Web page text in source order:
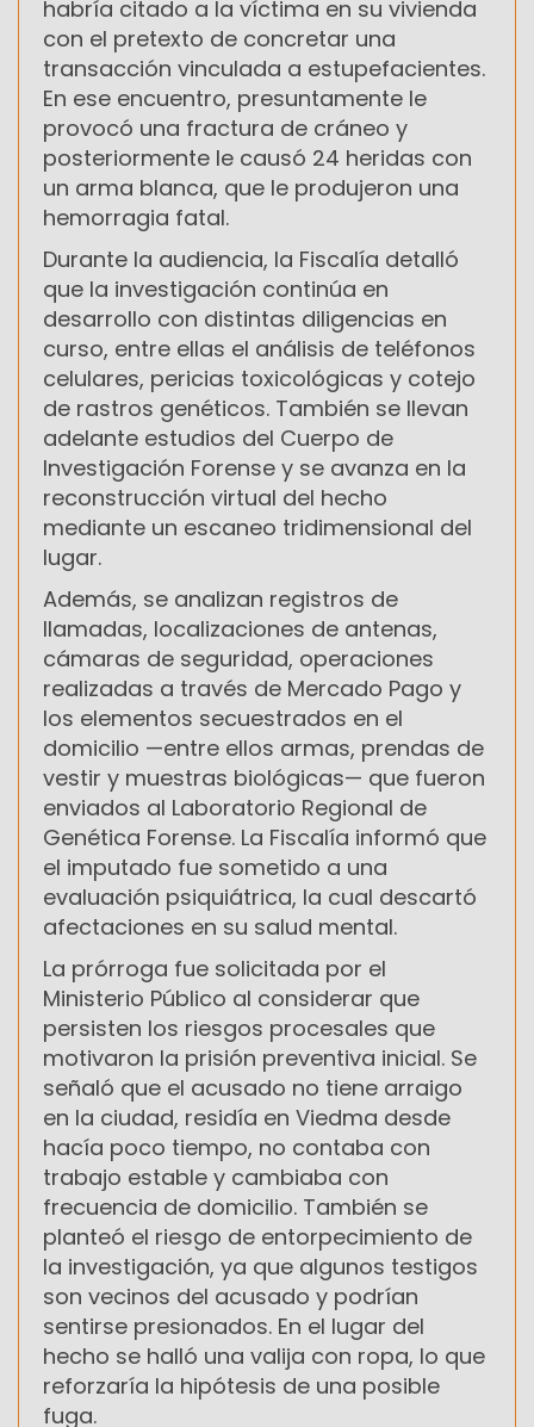
habría citado a la víctima en su vivienda
con el pretexto de concretar una
transacción vinculada a estupefacientes.
En ese encuentro, presuntamente le
provocó una fractura de cráneo y
posteriormente le causó 24 heridas con
un arma blanca, que le produjeron una
hemorragia fatal.
Durante la audiencia, la Fiscalía detalló
que la investigación continúa en
desarrollo con distintas diligencias en
curso, entre ellas el análisis de teléfonos
celulares, pericias toxicológicas y cotejo
de rastros genéticos. También se llevan
adelante estudios del Cuerpo de
Investigación Forense y se avanza en la
reconstrucción virtual del hecho
mediante un escaneo tridimensional del
lugar.
Además, se analizan registros de
llamadas, localizaciones de antenas,
cámaras de seguridad, operaciones
realizadas a través de Mercado Pago y
los elementos secuestrados en el
domicilio —entre ellos armas, prendas de
vestir y muestras biológicas— que fueron
enviados al Laboratorio Regional de
Genética Forense. La Fiscalía informó que
el imputado fue sometido a una
evaluación psiquiátrica, la cual descartó
afectaciones en su salud mental.
La prórroga fue solicitada por el
Ministerio Público al considerar que
persisten los riesgos procesales que
motivaron la prisión preventiva inicial. Se
señaló que el acusado no tiene arraigo
en la ciudad, residía en Viedma desde
hacía poco tiempo, no contaba con
trabajo estable y cambiaba con
frecuencia de domicilio. También se
planteó el riesgo de entorpecimiento de
la investigación, ya que algunos testigos
son vecinos del acusado y podrían
sentirse presionados. En el lugar del
hecho se halló una valija con ropa, lo que
reforzaría la hipótesis de una posible
fuga.